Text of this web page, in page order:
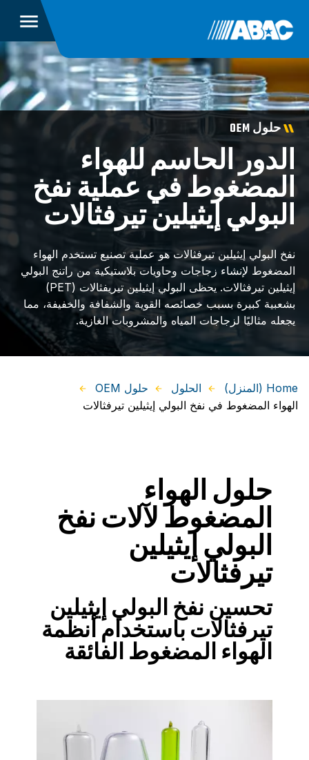
حلول OEM
الدور الحاسم للهواء
المضغوط في عملية نفخ
البولي إيثيلين تيرفثالات
نفخ البولي إيثيلين تيرفثالات هو عملية تصنيع تستخدم الهواء
المضغوط لإنشاء زجاجات وحاويات بلاستيكية من راتنج البولي
إيثيلين تيرفثالات. يحظى البولي إيثيلين تيريفثالات (PET)
بشعبية كبيرة بسبب خصائصه القوية والشفافة والخفيفة، مما
يجعله مثاليًا لزجاجات المياه والمشروبات الغازية.
Home (المنزل) الحلول
حلول OEM
الهواء المضغوط في نفخ البولي إيثيلين تيرفثالات
حلول الهواء
المضغوط لآلات نفخ
البولي إيثيلين
تيرفثالات
تحسين نفخ البولي إيثيلين
تيرفثالات باستخدام أنظمة
الهواء المضغوط الفائقة